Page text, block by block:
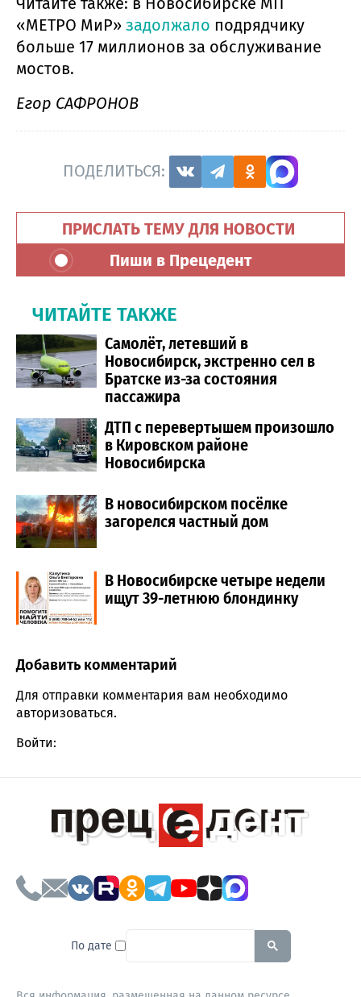
«МЕТРО МиР» задолжало подрядчику
больше 17 миллионов за обслуживание
мостов.
Егор САФРОНОВ
ПОДЕЛИТЬСЯ:
ПРИСЛАТЬ ТЕМУ ДЛЯ НОВОСТИ
Пиши в Прецедент
ЧИТАЙТЕ ТАКЖЕ
Самолёт, летевший в
Новосибирск, экстренно сел в
Братске из-за состояния
пассажира
ДТП с перевертышем произошло
в Кировском районе
Новосибирска
В новосибирском посёлке
загорелся частный дом
В Новосибирске четыре недели
ищут 39-летнюю блондинку
Comment section
Добавить комментарий
Для отправки комментария вам необходимо
авторизоваться.
Войти:
По дате To search this site, enter a